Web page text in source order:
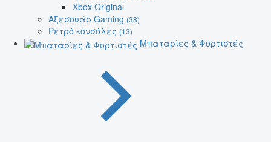
Xbox Original
Αξεσουάρ Gaming (38)
Ρετρό κονσόλες (13)
Μπαταρίες & Φορτιστές